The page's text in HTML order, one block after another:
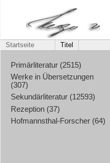
Startseite Titel
Primärliteratur (2515)
Werke in Übersetzungen
(307)
Sekundärliteratur (12593)
Rezeption (37)
Hofmannsthal-Forscher (64)